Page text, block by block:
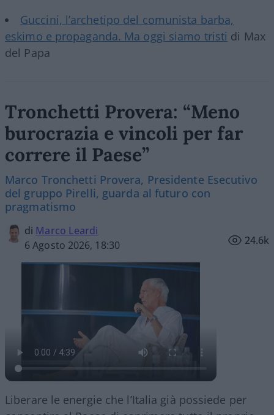
Guccini, l’archetipo del comunista barba,
eskimo e propaganda. Ma oggi siamo tristi di Max
del Papa
Tronchetti Provera: “Meno
burocrazia e vincoli per far
correre il Paese”
Marco Tronchetti Provera, Presidente Esecutivo
del gruppo Pirelli, guarda al futuro con
pragmatismo
di Marco Leardi
6 Agosto 2026, 18:30
24.6k
Liberare le energie che l’Italia già possiede per